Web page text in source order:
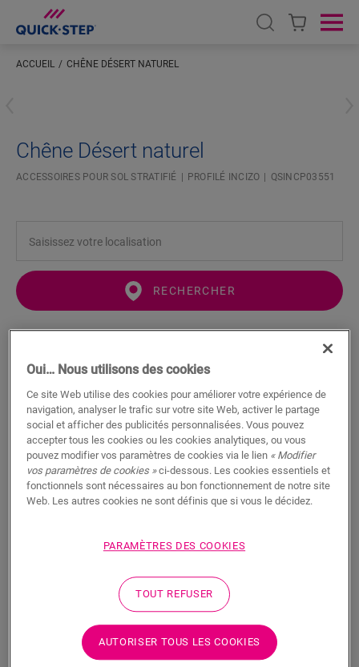
Open search
ACCUEIL CHÊNE DÉSERT NATUREL
Chêne Désert naturel
ACCESSOIRES POUR SOL STRATIFIÉ PROFILÉ INCIZO QSINCP03551
RECHERCHER
Le profilé Incizo breveté est extrêmement pratique pour
conférer à votre sol et à vos escaliers une finition parfaite.
Utilisez un même profilé quelle que soit la finition désirée :
entre deux sols de même hauteur ou avec une différence de
hauteur, comme transition avec un mur, une fenêtre, une
moquette, etc. . Découpez simplement le profilé de base Incizo
à la forme désirée à l’aide du petit couteau fourni. En cas
d’application sur des escaliers ou des marches, veuillez
commander séparément le sous-profilé en aluminium Incizo
Téléchargements
Oui… Nous utilisons des cookies
Ce site Web utilise des cookies pour améliorer votre expérience de
navigation, analyser le trafic sur votre site Web, activer le partage
social et afficher des publicités personnalisées. Vous pouvez
accepter tous les cookies ou les cookies analytiques, ou vous
pouvez modifier vos paramètres de cookies via le lien « Modifier
vos paramètres de cookies »ci-dessous. Les cookies essentiels et
fonctionnels sont nécessaires au bon fonctionnement de notre site
Web. Les autres cookies ne sont définis que si vous le décidez.
PARAMÈTRES DES COOKIES
TOUT REFUSER
AUTORISER TOUS LES COOKIES